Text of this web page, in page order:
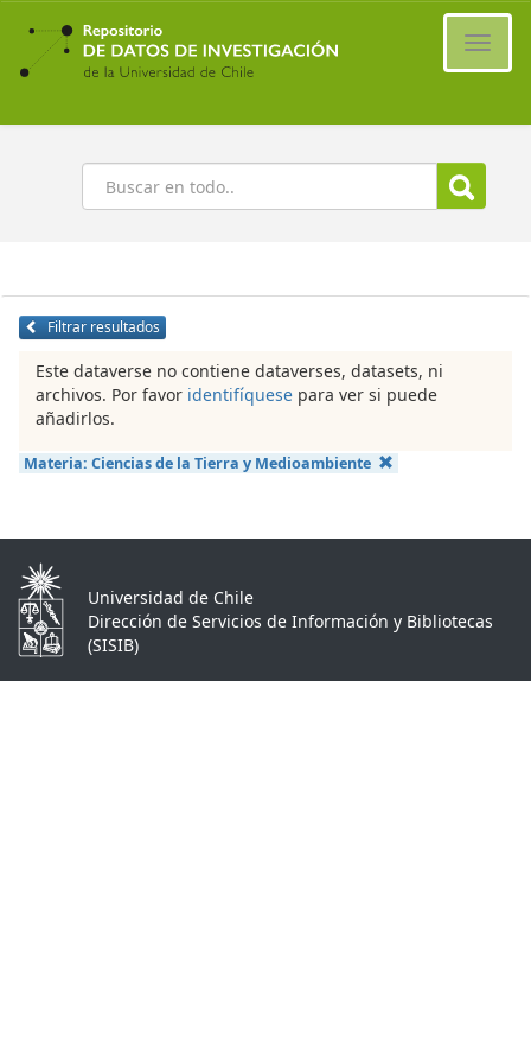
Ir
contenido
principal
Buscar
Filtrar resultados
Este dataverse no contiene dataverses, datasets, ni
archivos. Por favor identifíquese para ver si puede
añadirlos.
Materia: Ciencias de la Tierra y Medioambiente
Universidad de Chile
Dirección de Servicios de Información y Bibliotecas
(SISIB)